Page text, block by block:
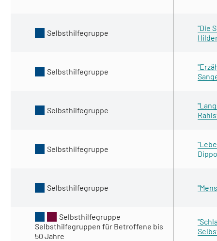
Selbsthilfegruppe
"Die
Selbsthilfegruppe
Selbsthilfegruppe
Selbsthilfegruppe
Selbsthilfegruppe
Selbsthilfegruppe
Selbsthilfegruppen für Betroffene bis
50 Jahre